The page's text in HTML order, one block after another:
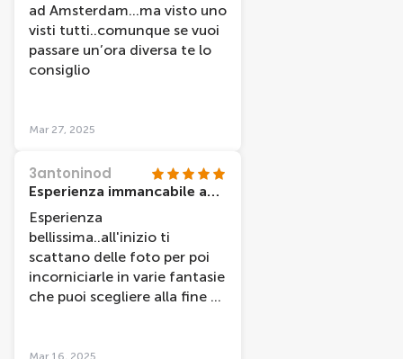
ad Amsterdam…ma visto uno
visti tutti..comunque se vuoi
passare un’ora diversa te lo
consiglio
Mar 27, 2025
3antoninod
Esperienza immancabile ad Amsterdam
Esperienza
bellissima..all'inizio ti
scattano delle foto per poi
incorniciarle in varie fantasie
che puoi scegliere alla fine e
Mar 16, 2025